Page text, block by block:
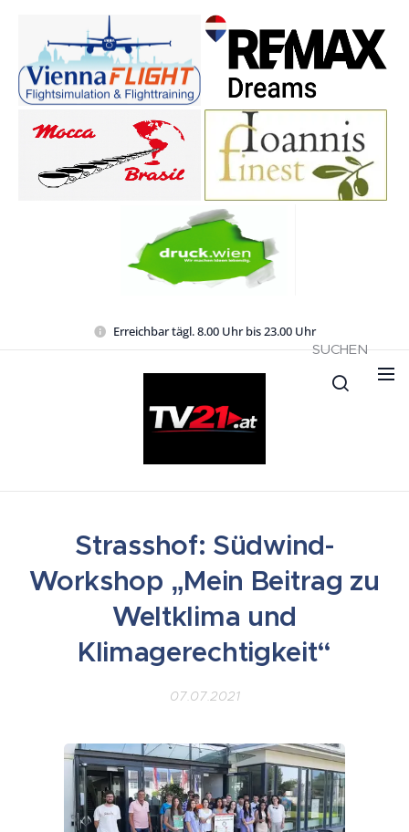
Erreichbar tägl. 8.00 Uhr bis 23.00 Uhr
SUCHEN
Strasshof: Südwind-
Workshop „Mein Beitrag zu
Weltklima und
Klimagerechtigkeit“
07.07.2021